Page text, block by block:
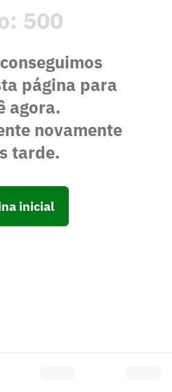
500
página para
agora.
novamente
tarde.
inicial